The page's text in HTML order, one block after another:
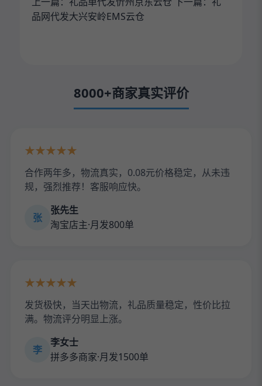
品网代发大兴安岭EMS云仓
8000+商家真实评价
★★★★★
合作两年多，物流真实，0.08元价格稳定，从未违
规，强烈推荐！客服响应快。
张
张先生
淘宝店主·月发800单
★★★★★
发货极快，当天出物流，礼品质量稳定，性价比拉
满。物流评分明显上涨。
李
李女士
拼多多商家·月发1500单